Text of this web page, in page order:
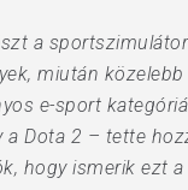
a
miután
e-sport
Dota 2 – tette
hogy ismerik ezt a